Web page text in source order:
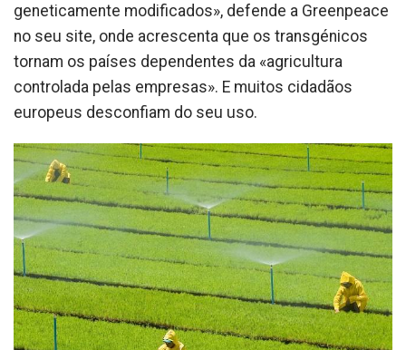
geneticamente modificados», defende a Greenpeace
no seu site, onde acrescenta que os transgénicos
tornam os países dependentes da «agricultura
controlada pelas empresas». E muitos cidadãos
europeus desconfiam do seu uso.